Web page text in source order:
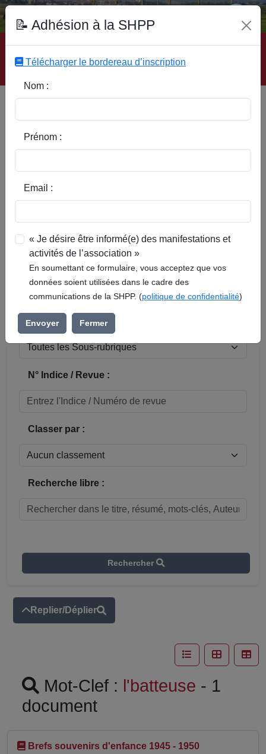
Accueil | Site SHPP | Auteurs | Editeurs | Rubriques |
Sous-Rubriques | Mots-Clefs | Contact
Réinitialiser
Sous-rubrique / Commune :
N° Indice / Revue :
Classer par :
Recherche libre :
Rechercher
Replier/Déplier
Mot-Clef : l'batteuse - 1
document
Brefs souvenirs d'enfance 1945 - 1950
📝 Adhésion à la SHPP
Télécharger le bordereau d’inscription
Nom :
Prénom :
Email :
« Je désire être informé(e) des manifestations et
activités de l’association »
En soumettant ce formulaire, vous acceptez que vos
données soient utilisées dans le cadre des
communications de la SHPP. (politique de confidentialité)
Envoyer Fermer